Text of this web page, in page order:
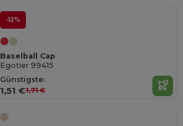
-12%
Baselball Cap
Egotier 99415
Günstigste:
1,51 €1,71 €